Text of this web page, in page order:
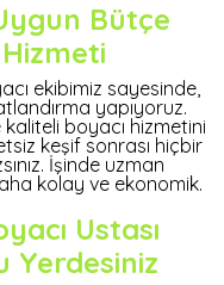
Bütçe
ekibimiz sayesinde,
yapıyoruz.
boyacı hizmetini
keşif sonrası hiçbir
İşinde uzman
kolay ve ekonomik.
Ustası
Yerdesiniz